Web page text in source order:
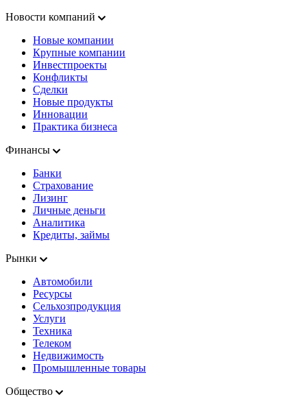
Новости компаний
Новые компании
Крупные компании
Инвестпроекты
Конфликты
Сделки
Новые продукты
Инновации
Практика бизнеса
Финансы
Банки
Страхование
Лизинг
Личные деньги
Аналитика
Кредиты, займы
Рынки
Автомобили
Ресурсы
Сельхозпродукция
Услуги
Техника
Телеком
Недвижимость
Промышленные товары
Общество